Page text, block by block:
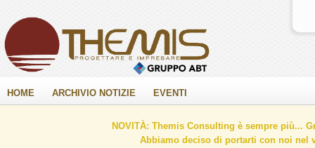
HOME ARCHIVIO NOTIZIE EVENTI
NOVITÀ: Themis Consulting è sempre più...
Abbiamo deciso di portarti con noi nel